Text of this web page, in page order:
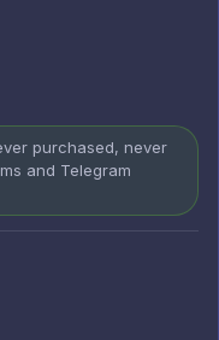
purchased, never
and Telegram